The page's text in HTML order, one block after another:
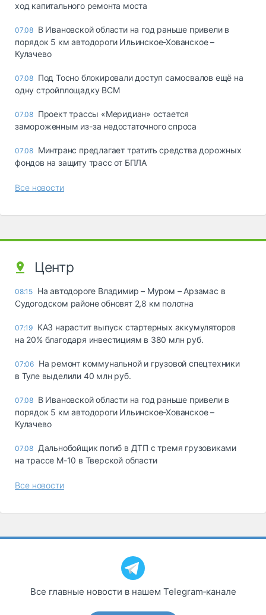
ход капитального ремонта моста
07.08 В Ивановской области на год раньше привели в
порядок 5 км автодороги Ильинское-Хованское –
Кулачево
07.08 Под Тосно блокировали доступ самосвалов ещё на
одну стройплощадку ВСМ
07.08 Проект трассы «Меридиан» остается
замороженным из-за недостаточного спроса
07.08 Минтранс предлагает тратить средства дорожных
фондов на защиту трасс от БПЛА
Все новости
Центр
08:15 На автодороге Владимир – Муром – Арзамас в
Судогодском районе обновят 2,8 км полотна
07:19 КАЗ нарастит выпуск стартерных аккумуляторов
на 20% благодаря инвестициям в 380 млн руб.
07:06 На ремонт коммунальной и грузовой спецтехники
в Туле выделили 40 млн руб.
07.08 В Ивановской области на год раньше привели в
порядок 5 км автодороги Ильинское-Хованское –
Кулачево
07.08 Дальнобойщик погиб в ДТП с тремя грузовиками
на трассе М-10 в Тверской области
Все новости
Все главные новости в нашем Telegram‑канале